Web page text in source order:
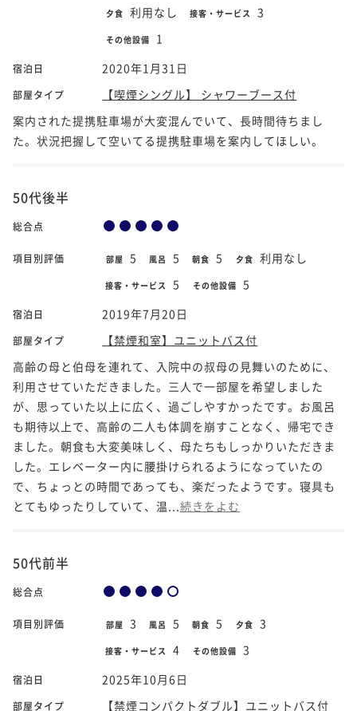
夕食 利用なし 接客・サービス 3
その他設備 1
宿泊日 2020年1月31日
部屋タイプ
【喫煙シングル】 シャワーブース付
案内された提携駐車場が大変混んでいて、長時間待ちまし
た。状況把握して空いてる提携駐車場を案内してほしい。
50代後半
総合点
項目別評価 部屋 5 風呂 5 朝食 5 夕食 利用なし
接客・サービス 5 その他設備 5
宿泊日 2019年7月20日
部屋タイプ
【禁煙和室】ユニットバス付
高齢の母と伯母を連れて、入院中の叔母の見舞いのために、
利用させていただきました。三人で一部屋を希望しました
が、思っていた以上に広く、過ごしやすかったです。お風呂
も期待以上で、高齢の二人も体調を崩すことなく、帰宅でき
ました。朝食も大変美味しく、母たちもしっかりいただきま
した。エレベーター内に腰掛けられるようになっていたの
で、ちょっとの時間であっても、楽だったようです。寝具も
とてもゆったりしていて、温... 続きをよむ
50代前半
総合点
項目別評価 部屋 3 風呂 5 朝食 5 夕食 3
接客・サービス 4 その他設備 3
宿泊日 2025年10月6日
部屋タイプ 【禁煙コンパクトダブル】ユニットバス付